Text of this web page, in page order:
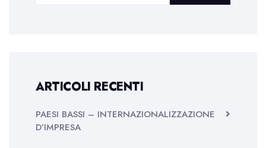
ARTICOLI RECENTI
PAESI BASSI – INTERNAZIONALIZZAZIONE
D’IMPRESA